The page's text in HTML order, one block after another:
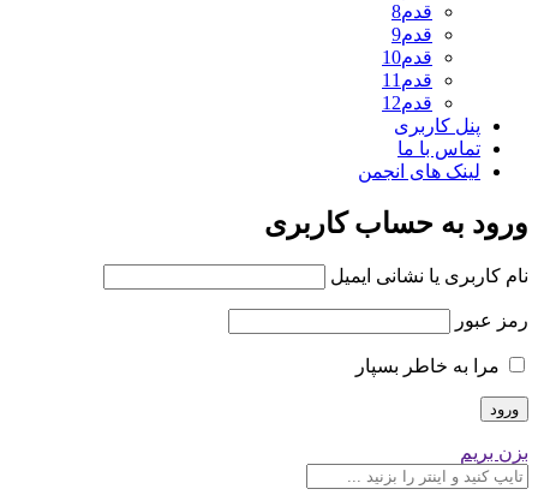
قدم8
قدم9
قدم10
قدم11
قدم12
پنل کاربری
تماس با ما
لینک های انجمن
ورود به حساب کاربری
نام کاربری یا نشانی ایمیل
رمز عبور
مرا به خاطر بسپار
بزن بریم